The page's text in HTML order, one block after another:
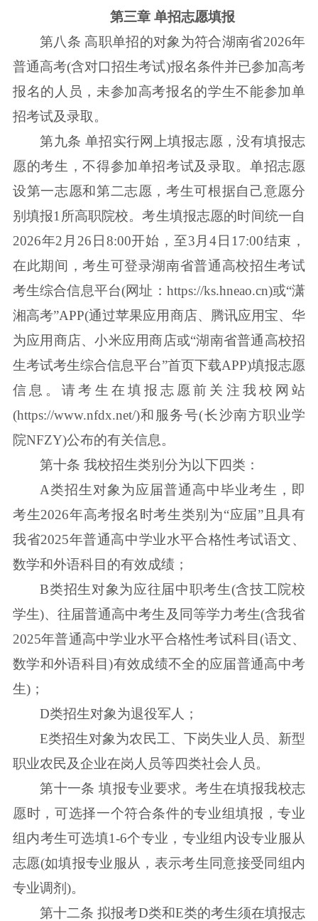
第三章 单招志愿填报
第八条 高职单招的对象为符合湖南省2026年
普通高考(含对口招生考试)报名条件并已参加高考
报名的人员，未参加高考报名的学生不能参加单
招考试及录取。
第九条 单招实行网上填报志愿，没有填报志
愿的考生，不得参加单招考试及录取。单招志愿
设第一志愿和第二志愿，考生可根据自己意愿分
别填报1所高职院校。考生填报志愿的时间统一自
2026年2月26日8:00开始，至3月4日17:00结束，
在此期间，考生可登录湖南省普通高校招生考试
考生综合信息平台(网址：https://ks.hneao.cn)或“潇
湘高考”APP(通过苹果应用商店、腾讯应用宝、华
为应用商店、小米应用商店或“湖南省普通高校招
生考试考生综合信息平台”首页下载APP)填报志愿
信息。请考生在填报志愿前关注我校网站
(https://www.nfdx.net/)和服务号(长沙南方职业学
院NFZY)公布的有关信息。
第十条 我校招生类别分为以下四类：
A类招生对象为应届普通高中毕业考生，即
考生2026年高考报名时考生类别为“应届”且具有
我省2025年普通高中学业水平合格性考试语文、
数学和外语科目的有效成绩；
B类招生对象为应往届中职考生(含技工院校
学生)、往届普通高中考生及同等学力考生(含我省
2025年普通高中学业水平合格性考试科目(语文、
数学和外语科目)有效成绩不全的应届普通高中考
生)；
D类招生对象为退役军人；
E类招生对象为农民工、下岗失业人员、新型
职业农民及企业在岗人员等四类社会人员。
第十一条 填报专业要求。考生在填报我校志
愿时，可选择一个符合条件的专业组填报，专业
组内考生可选填1-6个专业，专业组内设专业服从
志愿(如填报专业服从，表示考生同意接受同组内
专业调剂)。
第十二条 拟报考D类和E类的考生须在填报志